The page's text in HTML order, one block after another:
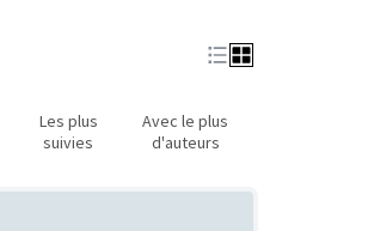
Les plus
suivies
Avec le plus
d'auteurs